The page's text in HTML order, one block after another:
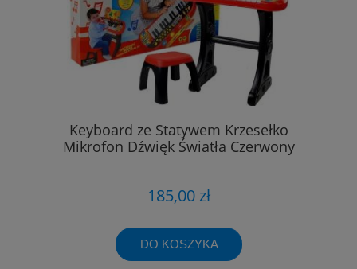
Keyboard ze Statywem Krzesełko
Mikrofon Dźwięk Światła Czerwony
185,00 zł
DO KOSZYKA